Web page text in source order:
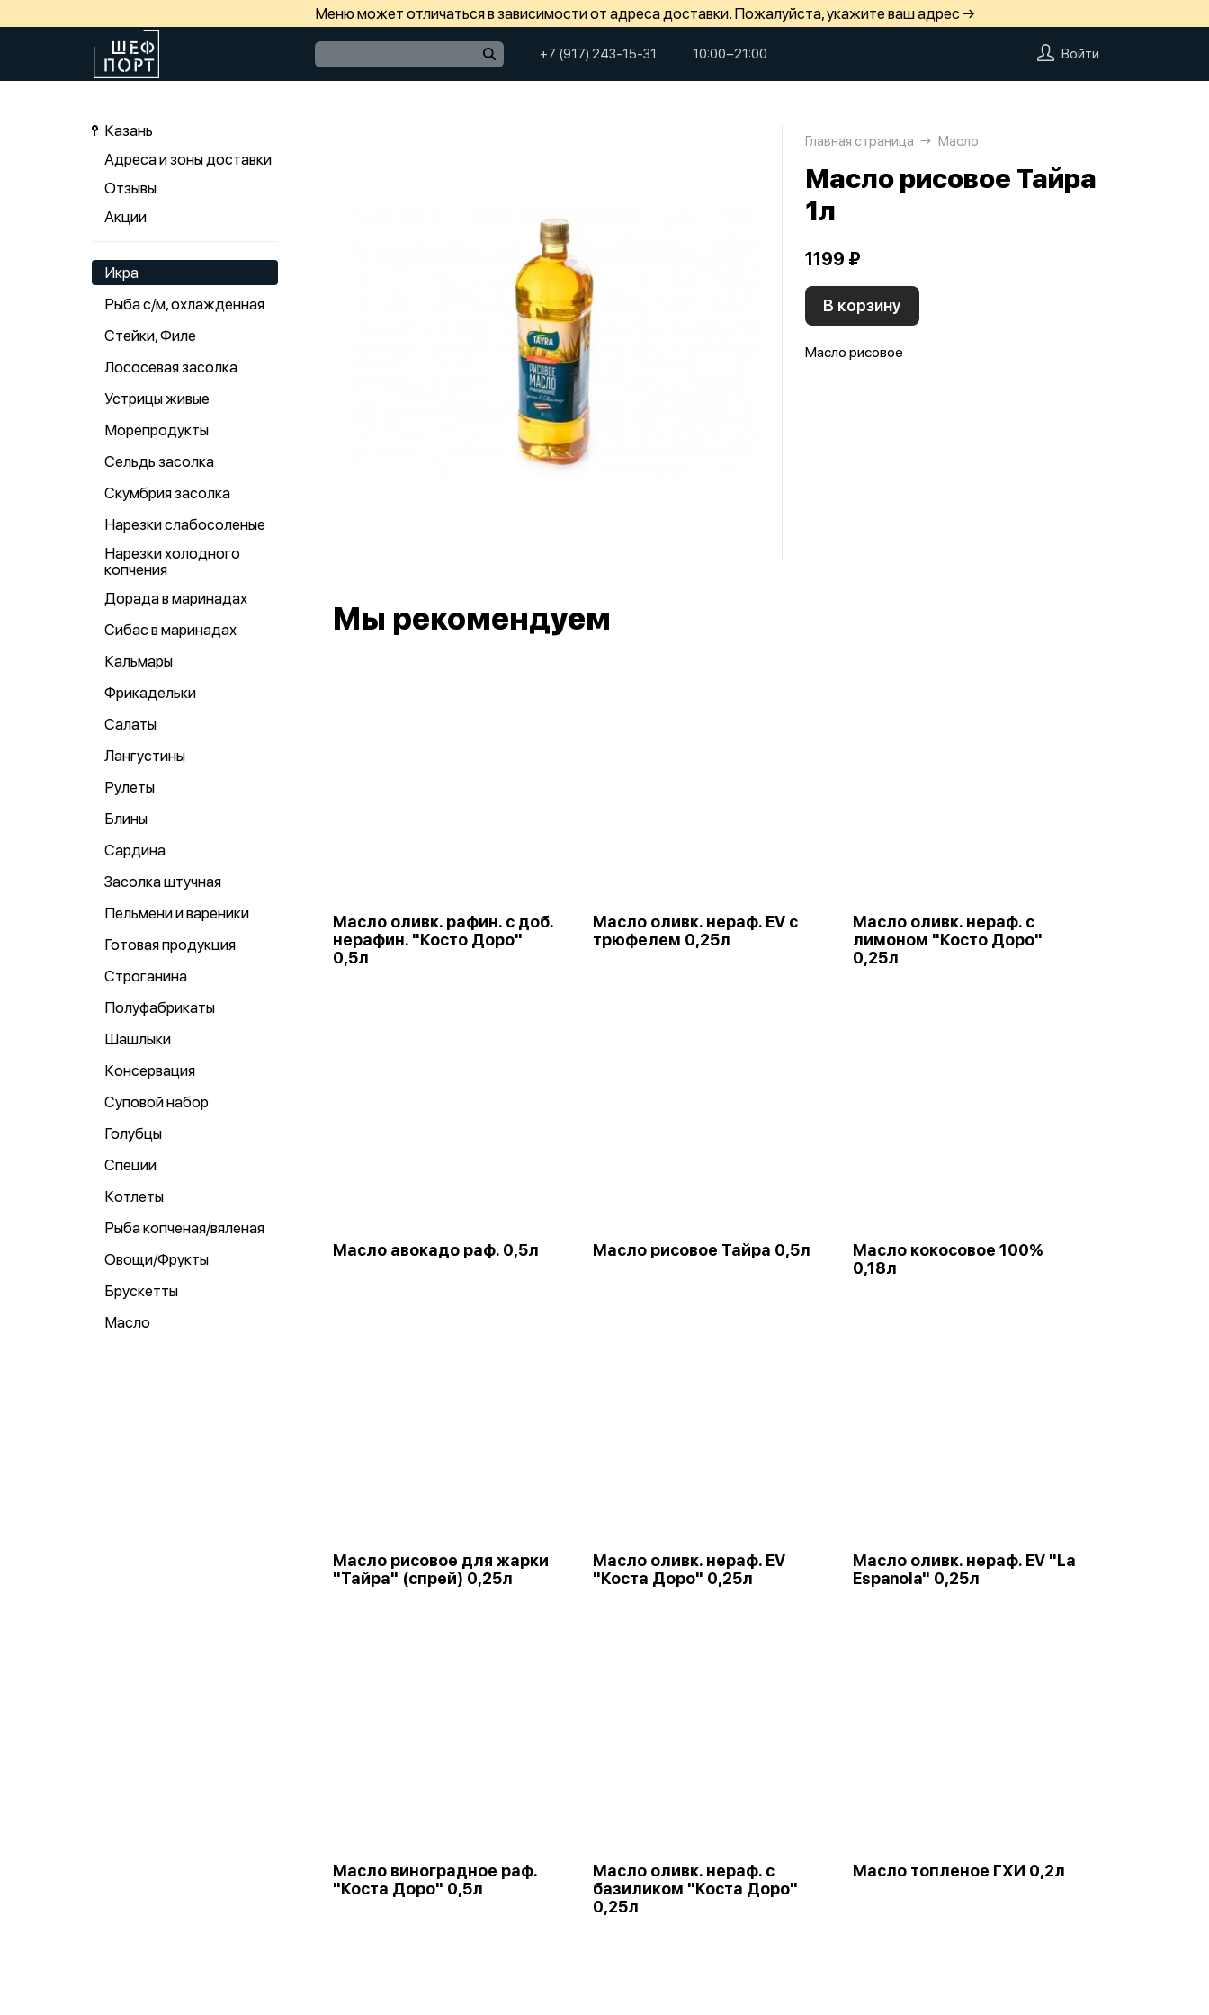
Меню может отличаться в зависимости от адреса доставки. Пожалуйста, укажите ваш адрес →
+7 (917) 243-15-31 10:00−21:00 Войти
Казань
Адреса и зоны доставки
Отзывы
Акции
Икра
Рыба с/м, охлажденная
Стейки, Филе
Лососевая засолка
Устрицы живые
Морепродукты
Сельдь засолка
Скумбрия засолка
Нарезки слабосоленые
Нарезки холодного
копчения
Дорада в маринадах
Сибас в маринадах
Кальмары
Фрикадельки
Салаты
Лангустины
Рулеты
Блины
Сардина
Засолка штучная
Пельмени и вареники
Готовая продукция
Строганина
Полуфабрикаты
Шашлыки
Консервация
Суповой набор
Голубцы
Специи
Котлеты
Рыба копченая/вяленая
Овощи/Фрукты
Брускетты
Масло
Главная страница Масло
Масло рисовое Тайра
1л
1199 ₽
В корзину
Масло рисовое
Мы рекомендуем
Масло оливк. рафин. с доб.
нерафин. "Косто Доро"
0,5л
Масло оливк. нераф. EV с
трюфелем 0,25л
Масло оливк. нераф. с
лимоном "Косто Доро"
0,25л
Масло авокадо раф. 0,5л Масло рисовое Тайра 0,5л
Масло кокосовое 100%
0,18л
Масло рисовое для жарки
"Тайра" (спрей) 0,25л
Масло оливк. нераф. EV
"Коста Доро" 0,25л
Масло оливк. нераф. EV "La
Espanola" 0,25л
Масло виноградное раф.
"Коста Доро" 0,5л
Масло оливк. нераф. с
базиликом "Коста Доро"
0,25л
Масло топленое ГХИ 0,2л